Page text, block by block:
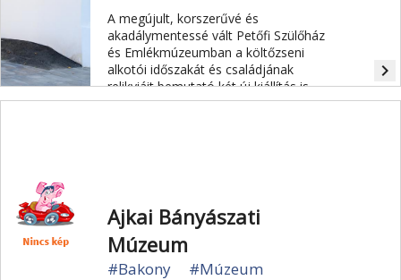
A megújult, korszerűvé és
akadálymentessé vált Petőfi Szülőház
és Emlékmúzeumban a költőzseni
alkotói időszakát és családjának
relikviáit bemutató két új kiállítás is
nyílt.
navigate_next
Ajkai Bányászati
Múzeum
#Bakony #Múzeum